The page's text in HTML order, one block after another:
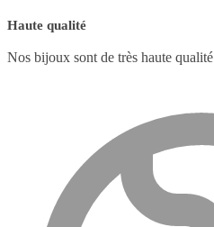
Haute qualité
Nos bijoux sont de très haute qualité